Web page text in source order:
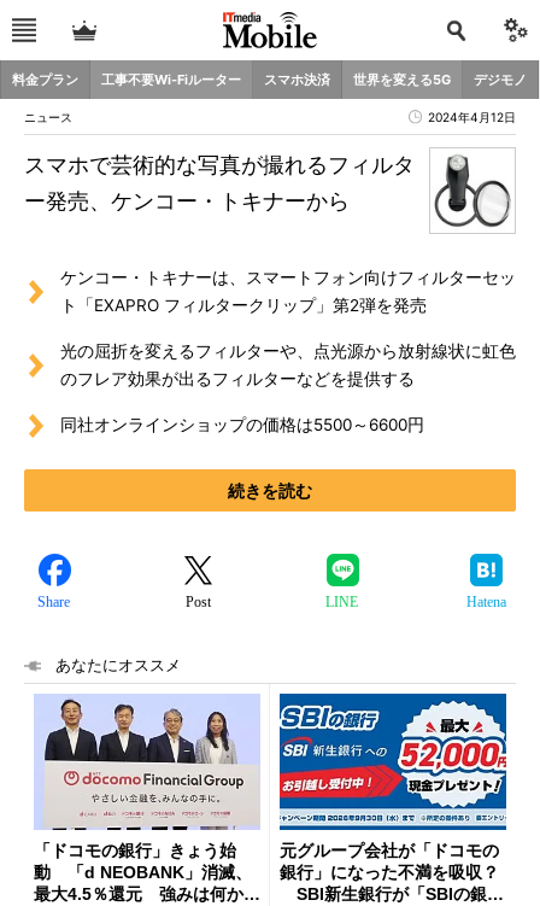
料金プラン 工事不要Wi-Fiルーター スマホ決済 世界を変える5G デジモノ
ニュース 2024年4月12日
スマホで芸術的な写真が撮れるフィルタ
ー発売、ケンコー・トキナーから
ケンコー・トキナーは、スマートフォン向けフィルターセッ
ト「EXAPRO フィルタークリップ」第2弾を発売
光の屈折を変えるフィルターや、点光源から放射線状に虹色
のフレア効果が出るフィルターなどを提供する
同社オンラインショップの価格は5500～6600円
続きを読む
Share Post LINE Hatena
あなたにオススメ
「ドコモの銀行」きょう始
動 「d NEOBANK」消滅、
最大4.5％還元 強みは何か解
元グループ会社が「ドコモの
銀行」になった不満を吸収？
SBI新生銀行が「SBIの銀